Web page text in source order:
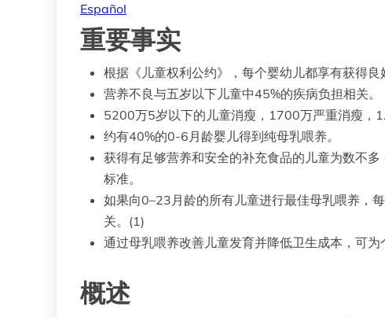
Español
重要事实
根据《儿童权利公约》，每个婴幼儿都享有获得良
营养不良与五岁以下儿童中45%的疾病负担相关。
5200万5岁以下的儿童消瘦，1700万严重消瘦，
约有40%的0-6月龄婴儿得到纯母乳喂养。
获得有足够营养和安全的补充食品的儿童为数不
标准。
如果向0–23月龄的所有儿童进行最佳母乳喂养，
关。(1)
通过母乳喂养改善儿童发育并降低卫生成本，可为
概述